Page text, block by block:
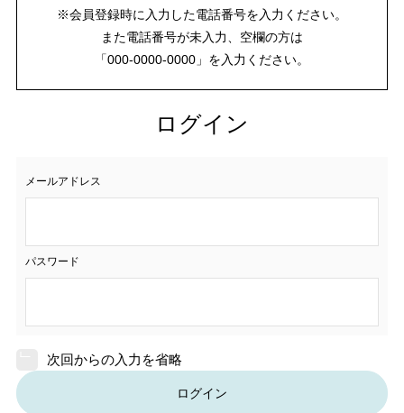
※会員登録時に入力した電話番号を入力ください。
また電話番号が未入力、空欄の方は
「000-0000-0000」を入力ください。
ログイン
メールアドレス
パスワード
次回からの入力を省略
ログイン